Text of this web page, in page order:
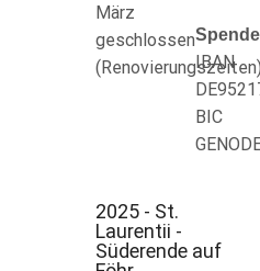
März
geschlossen
(Renovierungszeiten)
IBAN
BIC
2025 - St.
Laurentii -
Süderende auf